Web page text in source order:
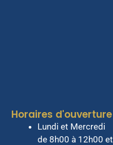
Horaires d'ouverture
Lundi et Mercredi
de 8h00 à 12h00 et